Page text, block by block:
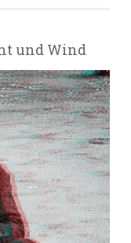
und Wind